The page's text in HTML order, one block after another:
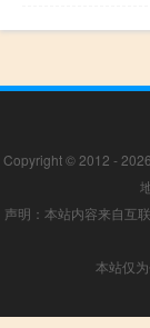
Copyright © 2012 - 2026
声明：本站内容来自互
本站仅